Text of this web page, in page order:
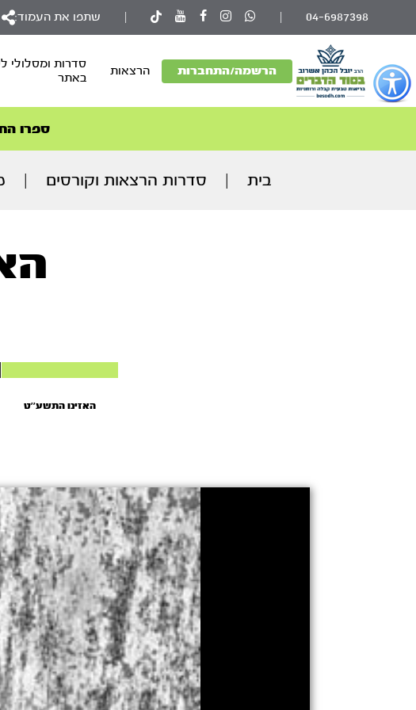
כפתור
לפתיחת
תפריט
נגישות
04-6987398 שתפו את העמוד:
הרשמה/התחברות הרצאות
סדרות ומסלולי
באתר
ספרו
בית סדרות הרצאות וקורסים
האזינו התשע’’ט